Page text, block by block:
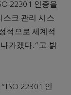
22301 인증을
스크 관리 시스
적으로 세계적
가겠다.”고 밝
“ISO 22301 인